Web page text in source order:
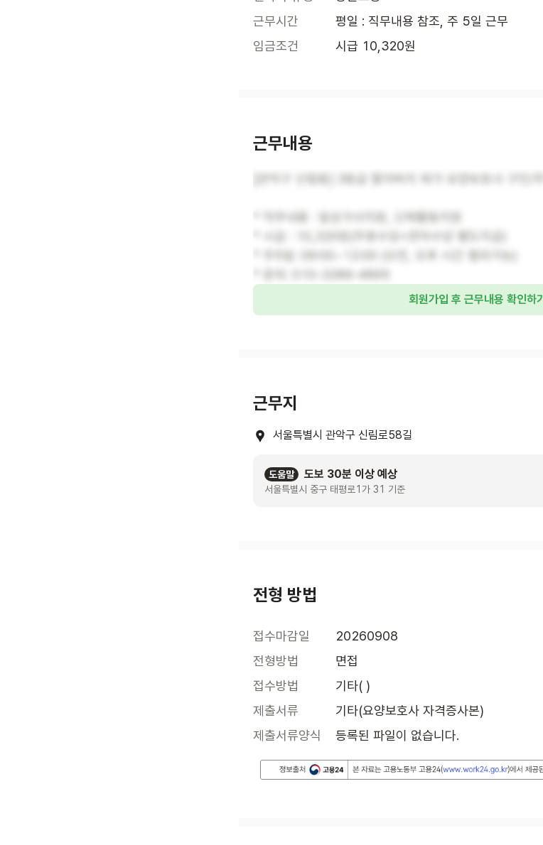
근무시간
평일 : 직무내용 참조, 주 5일 근무
임금조건
시급 10,320원
근무내용
회원가입 후 근무내용 확인하기
근무지
서울특별시 관악구 신림로58길
도움말 도보 30분 이상 예상
서울특별시 중구 태평로1가 31 기준
전형 방법
접수마감일
20260908
전형방법
면접
접수방법
기타( )
제출서류
기타(요양보호사 자격증사본)
제출서류양식
등록된 파일이 없습니다.